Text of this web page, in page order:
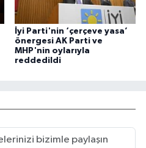
İyi Parti'nin ‘çerçeve yasa’
önergesi AK Parti ve
MHP'nin oylarıyla
reddedildi